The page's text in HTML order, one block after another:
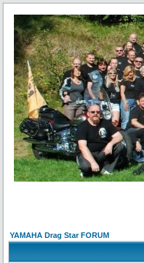
YAMAHA Drag Star FORUM